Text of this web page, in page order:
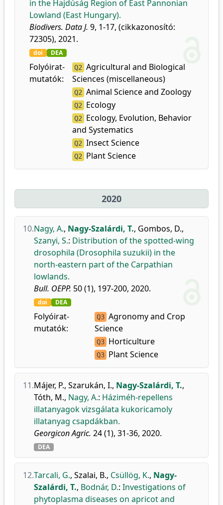
in the Hajdúság Region of East Pannonian
Lowland (East Hungary).
Biodivers. Data J. 9, 1-17, (cikkazonosító:
72305), 2021.
doi DEA
Folyóirat-
mutatók:
Q2 Agricultural and Biological
Sciences (miscellaneous)
Q2 Animal Science and Zoology
Q2 Ecology
Q2
Ecology, Evolution, Behavior
and Systematics
Q2 Insect Science
Q2 Plant Science
2020
10.Nagy, A., Nagy-Szalárdi, T., Gombos, D.,
Szanyi, S.: Distribution of the spotted-wing
drosophila (Drosophila suzukii) in the
north-eastern part of the Carpathian
lowlands.
Bull. OEPP. 50 (1), 197-200, 2020.
doi DEA
Folyóirat-
mutatók:
Q3 Agronomy and Crop
Science
Q3 Horticulture
Q3 Plant Science
11.Májer, P., Szarukán, I., Nagy-Szalárdi, T.,
Tóth, M., Nagy, A.: Háziméh-repellens
illatanyagok vizsgálata kukoricamoly
illatanyag csapdákban.
Georgicon Agric. 24 (1), 31-36, 2020.
DEA
12.Tarcali, G., Szalai, B., Csüllög, K., Nagy-
Szalárdi, T., Bodnár, D.: Investigations of
phytoplasma diseases on apricot and